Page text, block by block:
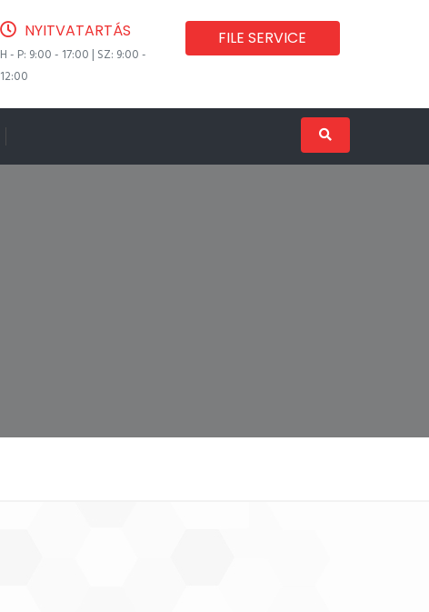
NYITVATARTÁS
H - P: 9:00 - 17:00 | SZ: 9:00 -
12:00
FILE SERVICE